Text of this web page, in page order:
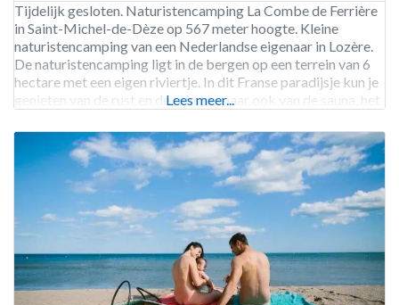
Tijdelijk gesloten. Naturistencamping La Combe de Ferrière
in Saint-Michel-de-Dèze op 567 meter hoogte. Kleine
naturistencamping van een Nederlandse eigenaar in Lozère.
De naturistencamping ligt in de bergen op een terrein van 6
hectare met een eigen riviertje. In dit Franse paradijsje kun je
genieten van de rust en de ruimte, maar ook van de sauna, het
Lees meer...